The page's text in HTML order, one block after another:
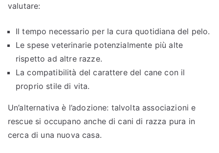
valutare:
Il tempo necessario per la cura quotidiana del pelo.
Le spese veterinarie potenzialmente più alte
rispetto ad altre razze.
La compatibilità del carattere del cane con il
proprio stile di vita.
Un’alternativa è l’adozione: talvolta associazioni e
rescue si occupano anche di cani di razza pura in
cerca di una nuova casa.